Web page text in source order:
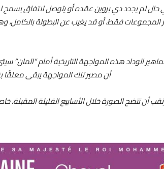
حال لم يجدد دي بروين عقده أو يتوصل لاتفاق يسمح
المجموعات فقط، أو قد يغيب عن البطولة
الوداد هذه المواجهة التاريخية أمام “المان”
أن مصير تلك المواجهة يبقى معلقًا
أن تتضح الصورة خلال الأسابيع القليلة